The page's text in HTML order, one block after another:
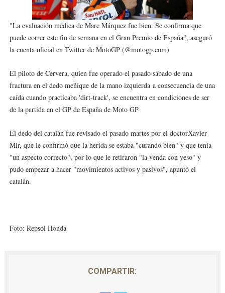
Mundial de piragüismo slalom 2026 (Oklahoma City,
Tour de Francia masculino 2026 - Tadej Pogacar
Campeonato de Europa de saltos 2026 (París,
Tour de Francia femenino 2026 - Etapa 6
"La evaluación médica de Marc Márquez fue bien. Se confirma que
puede correr este fin de semana en el Gran Premio de España", aseguró
la cuenta oficial en Twitter de MotoGP (@motogp.com)
El piloto de Cervera, quien fue operado el pasado sábado de una
fractura en el dedo meñique de la mano izquierda a consecuencia de una
caída cuando practicaba 'dirt-track', se encuentra en condiciones de ser
de la partida en el GP de España de Moto GP
El dedo del catalán fue revisado el pasado martes por el doctorXavier
Mir, que le confirmó que la herida se estaba "curando bien" y que tenía
"un aspecto correcto", por lo que le retiraron "la venda con yeso" y
pudo empezar a hacer "movimientos activos y pasivos", apuntó el
catalán.
Foto: Repsol Honda
COMPARTIR: